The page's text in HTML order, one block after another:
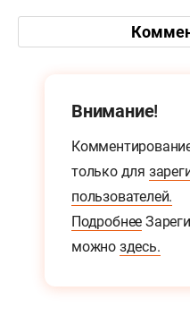
Внимание!
только для
пользователей.
Подробнее
можно здесь.